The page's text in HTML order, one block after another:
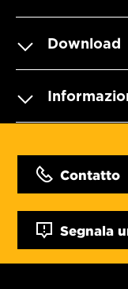
Download
Contatto
Segnala